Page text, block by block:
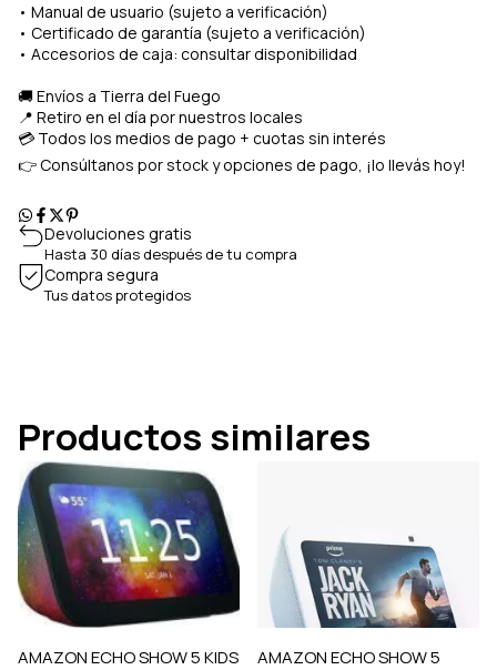
• Manual de usuario (sujeto a verificación)
• Certificado de garantía (sujeto a verificación)
• Accesorios de caja: consultar disponibilidad
🚚 Envíos a Tierra del Fuego
📍 Retiro en el día por nuestros locales
💳 Todos los medios de pago + cuotas sin interés
👉 Consúltanos por stock y opciones de pago, ¡lo llevás hoy!
Devoluciones gratis
Hasta 30 días después de tu compra
Compra segura
Tus datos protegidos
Productos similares
AMAZON ECHO SHOW 5 KIDS AMAZON ECHO SHOW 5